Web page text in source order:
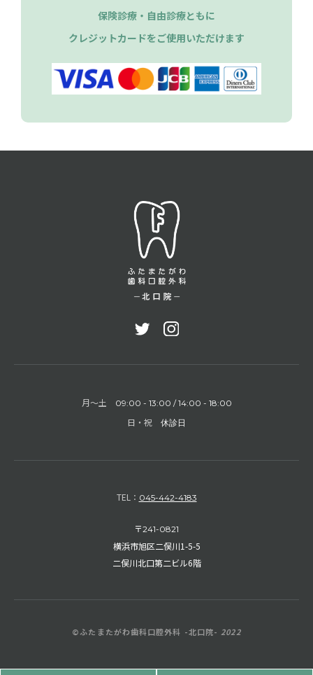
保険診療・自由診療ともに
クレジットカードをご使用いただけます
月〜土 09:00 - 13:00 / 14:00 - 18:00
日・祝 休診日
TEL： 045-442-4183
〒241-0821
横浜市旭区二俣川1-5-5
二俣川北口第二ビル6階
©ふたまたがわ歯科口腔外科 -北口院- 2022